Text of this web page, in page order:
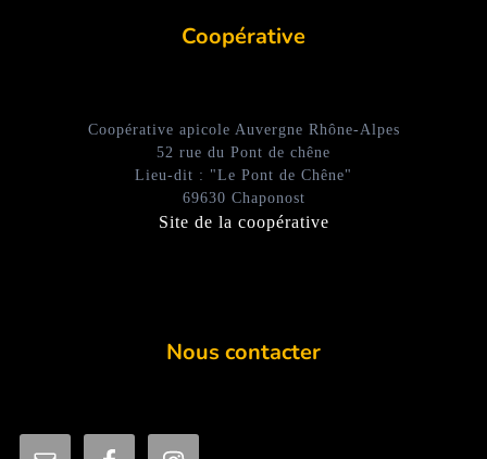
Coopérative
Coopérative apicole Auvergne Rhône-Alpes
52 rue du Pont de chêne
Lieu-dit : "Le Pont de Chêne"
69630 Chaponost
Site de la coopérative
Nous contacter